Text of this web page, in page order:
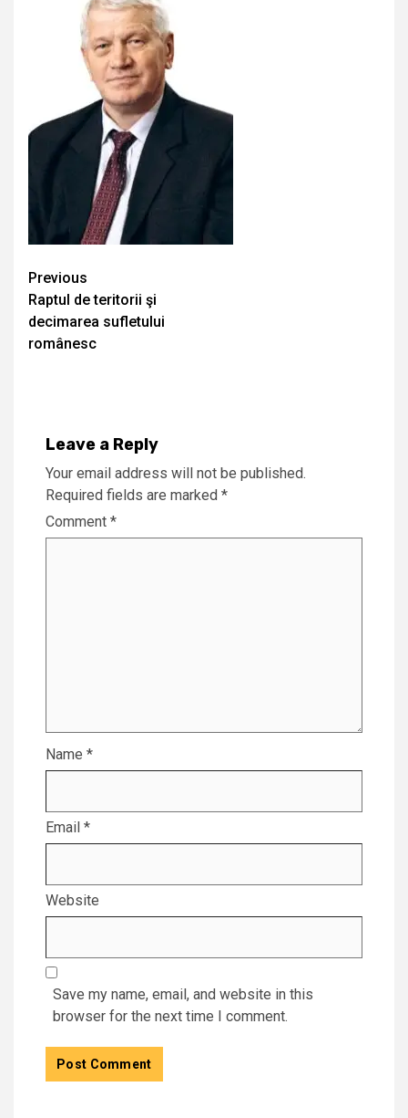
Continue
Reading
Previous
Raptul de teritorii şi
decimarea sufletului
românesc
Leave a Reply
Your email address will not be published.
Required fields are marked *
Comment *
Name *
Email *
Website
Save my name, email, and website in this
browser for the next time I comment.